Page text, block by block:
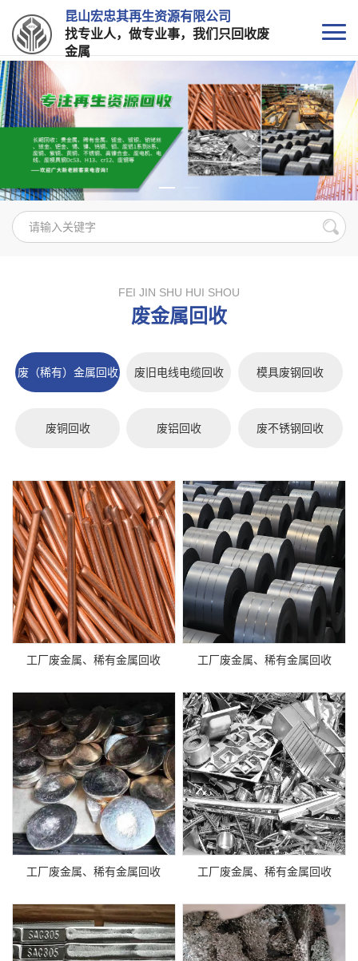
昆山宏忠其再生资源有限公司
找专业人，做专业事，我们只回收废
金属
FEI JIN SHU HUI SHOU
废金属回收
废（稀有）金属回收 废旧电线电缆回收 模具废钢回收
废铜回收 废铝回收 废不锈钢回收
工厂废金属、稀有金属回收 工厂废金属、稀有金属回收
工厂废金属、稀有金属回收 工厂废金属、稀有金属回收